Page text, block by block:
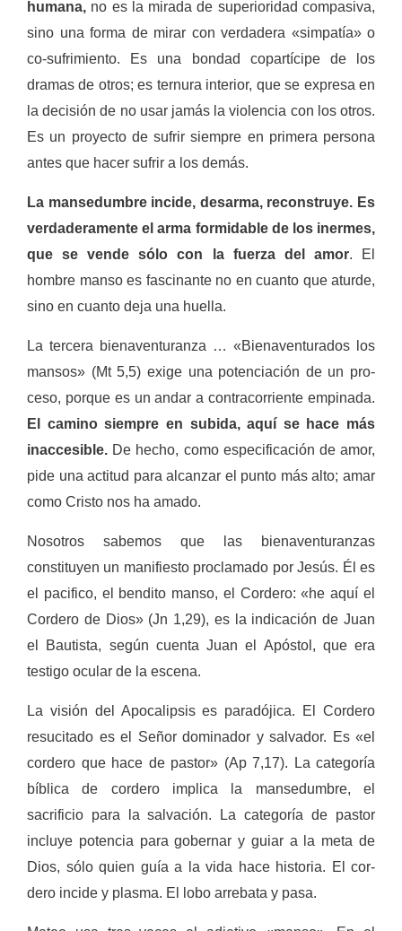
humana, no es la mirada de superioridad compasiva,
sino una forma de mirar con verdadera «sim­patía» o
co-sufrimiento. Es una bondad copartícipe de los
dramas de otros; es ternura interior, que se expresa en
la decisión de no usar jamás la violencia con los otros.
Es un proyecto de sufrir siempre en primera persona
antes que hacer sufrir a los demás.
La mansedumbre incide, desarma, reconstruye. Es
verdaderamente el arma formidable de los inermes,
que se vende sólo con la fuerza del amor. El
hombre manso es fascinante no en cuanto que aturde,
sino en cuanto deja una huella.
La tercera bienaventuranza … «Bienaventurados los
mansos» (Mt 5,5) exige una potenciación de un pro­
ceso, porque es un andar a contraco­rriente empinada.
El camino siempre en subida, aquí se hace más
inacce­sible. De hecho, como especificación de amor,
pide una actitud para alcan­zar el punto más alto; amar
como Cris­to nos ha amado.
Nosotros sabemos que las bienaventuranzas
constituyen un manifiesto proclamado por Jesús. Él es
el pacifico, el bendito manso, el Cor­dero: «he aquí el
Cordero de Dios» (Jn 1,29), es la indicación de Juan
el Bau­tista, según cuenta Juan el Apóstol, que era
testigo ocular de la escena.
La visión del Apoca­lipsis es paradójica. El Cordero
resucita­do es el Señor domi­nador y salvador. Es «el
cordero que hace de pastor» (Ap 7,17). La categoría
bíblica de cordero implica la mansedumbre, el
sacrificio para la salvación. La categoría de pastor
incluye potencia para gobernar y guiar a la meta de
Dios, sólo quien guía a la vida hace historia. El cor­
dero incide y plas­ma. El lobo arrebata y pasa.